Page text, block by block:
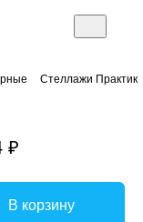
Стеллажи Практик
₽
В корзину